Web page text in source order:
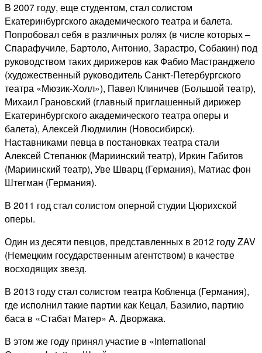
В 2007 году, еще студентом, стал солистом
Екатеринбургского академического театра и балета.
Попробовал себя в различных ролях (в числе которых –
Спарафучиле, Бартоло, Антонио, Зарастро, Собакин) под
руководством таких дирижеров как Фабио Мастранджело
(художественный руководитель Санкт-Петербургского
театра «Мюзик-Холл»), Павел Клиничев (Большой театр),
Михаил Грановский (главный приглашенный дирижер
Екатеринбургского академического театра оперы и
балета), Алексей Людмилин (Новосибирск).
Наставниками певца в постановках театра стали
Алексей Степанюк (Мариинский театр), Иркин Габитов
(Мариинский театр), Уве Шварц (Германия), Матиас фон
Штегман (Германия).
В 2011 год стал солистом оперной студии Цюрихской
оперы.
Один из десяти певцов, представленных в 2012 году ZAV
(Немецким государственным агентством) в качестве
восходящих звезд.
В 2013 году стал солистом театра Кобленца (Германия),
где исполнил такие партии как Кецал, Базилио, партию
баса в «Стабат Матер» А. Дворжака.
В этом же году принял участие в «International